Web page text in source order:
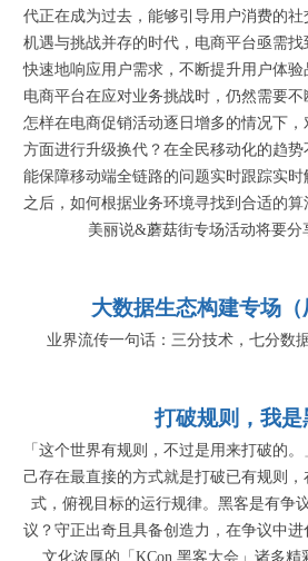
代正在成为过去，能够引导用户消费的
机遇与挑战并存的时代，电商平台亟需
快速地响应用户需求，不断提升用户体验
电商平台在应对业务挑战时，仍然需要
怎样在电商促销活动逐日增多的情况下
方面进行升级换代？在全民移动化的趋
能保障移动端全链路的问题实时跟踪实
之后，如何根据业务环境寻找到合适的
美丽说&蘑菇街专场活动将要分
大数据生态构建专场（
业界流传一句话：三分技术，七分数
打破规则，我是
「这个世界有规则，不过是用来打破的
己存在最直接的方式就是打破已有规则
式，俯视目标的运行规律。黑客是有争
议？守正出奇且具备创造力，在争议中
文化浓厚的「KCon 黑客大会」诸多精